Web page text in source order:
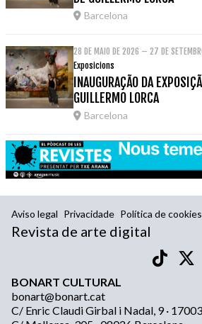
Barcelona
28 DE MAIO DE 2026 – 27 DE
Exposicions
INAUGURAÇÃO DA
GUILLERMO LORCA
Barcelona
Aviso legal Privacidade Política de cookies
Revista de arte digital
BONART CULTURAL
bonart@bonart.cat
C/ Enric Claudi Girbal i Nadal, 9 ·